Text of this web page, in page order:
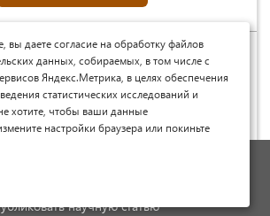
Universum, 2013-2026 (ООО
5410074608 ОГРН: 1185476048691
доступно полицензии Creative
(«Атрибуция») 4.0
.
научную статью
вы даете согласие на обработку файлов
данных, собираемых, в том числе с
Яндекс.Метрика, в целях обеспечения
статистических исследований и
хотите, чтобы ваши данные
настройки браузера или покиньте